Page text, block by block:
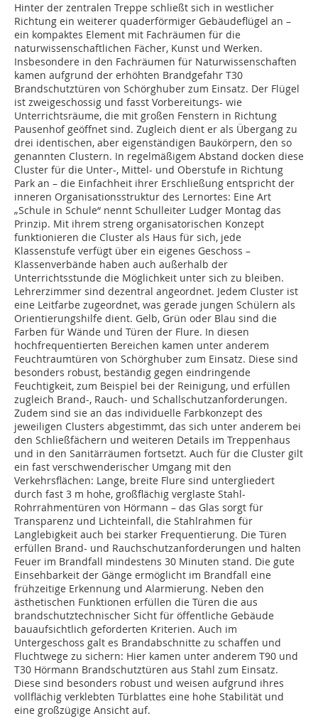
Hinter der zentralen Treppe schließt sich in westlicher
Richtung ein weiterer quaderförmiger Gebäudeflügel an –
ein kompaktes Element mit Fachräumen für die
naturwissenschaftlichen Fächer, Kunst und Werken.
Insbesondere in den Fachräumen für Naturwissenschaften
kamen aufgrund der erhöhten Brandgefahr T30
Brandschutztüren von Schörghuber zum Einsatz. Der Flügel
ist zweigeschossig und fasst Vorbereitungs- wie
Unterrichtsräume, die mit großen Fenstern in Richtung
Pausenhof geöffnet sind. Zugleich dient er als Übergang zu
drei identischen, aber eigenständigen Baukörpern, den so
genannten Clustern. In regelmäßigem Abstand docken diese
Cluster für die Unter-, Mittel- und Oberstufe in Richtung
Park an – die Einfachheit ihrer Erschließung entspricht der
inneren Organisationsstruktur des Lernortes: Eine Art
„Schule in Schule“ nennt Schulleiter Ludger Montag das
Prinzip. Mit ihrem streng organisatorischen Konzept
funktionieren die Cluster als Haus für sich, jede
Klassenstufe verfügt über ein eigenes Geschoss –
Klassenverbände haben auch außerhalb der
Unterrichtsstunde die Möglichkeit unter sich zu bleiben.
Lehrerzimmer sind dezentral angeordnet. Jedem Cluster ist
eine Leitfarbe zugeordnet, was gerade jungen Schülern als
Orientierungshilfe dient. Gelb, Grün oder Blau sind die
Farben für Wände und Türen der Flure. In diesen
hochfrequentierten Bereichen kamen unter anderem
Feuchtraumtüren von Schörghuber zum Einsatz. Diese sind
besonders robust, beständig gegen eindringende
Feuchtigkeit, zum Beispiel bei der Reinigung, und erfüllen
zugleich Brand-, Rauch- und Schallschutzanforderungen.
Zudem sind sie an das individuelle Farbkonzept des
jeweiligen Clusters abgestimmt, das sich unter anderem bei
den Schließfächern und weiteren Details im Treppenhaus
und in den Sanitärräumen fortsetzt. Auch für die Cluster gilt
ein fast verschwenderischer Umgang mit den
Verkehrsflächen: Lange, breite Flure sind untergliedert
durch fast 3 m hohe, großflächig verglaste Stahl-
Rohrrahmentüren von Hörmann – das Glas sorgt für
Transparenz und Lichteinfall, die Stahlrahmen für
Langlebigkeit auch bei starker Frequentierung. Die Türen
erfüllen Brand- und Rauchschutzanforderungen und halten
Feuer im Brandfall mindestens 30 Minuten stand. Die gute
Einsehbarkeit der Gänge ermöglicht im Brandfall eine
frühzeitige Erkennung und Alarmierung. Neben den
ästhetischen Funktionen erfüllen die Türen die aus
brandschutztechnischer Sicht für öffentliche Gebäude
bauaufsichtlich geforderten Kriterien. Auch im
Untergeschoss galt es Brandabschnitte zu schaffen und
Fluchtwege zu sichern: Hier kamen unter anderem T90 und
T30 Hörmann Brandschutztüren aus Stahl zum Einsatz.
Diese sind besonders robust und weisen aufgrund ihres
vollflächig verklebten Türblattes eine hohe Stabilität und
eine großzügige Ansicht auf.